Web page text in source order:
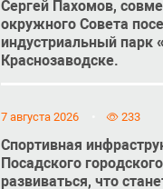
Сергей Пахомов,
окружного Совета
индустриальный парк
Краснозаводске.
7 августа 2026 233
Спортивная
Посадского
развиваться, что